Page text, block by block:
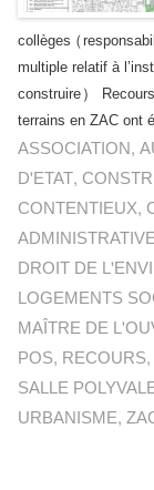
collèges
multiple relatif à
construire) Recours
terrains en ZAC ont
ASSOCIATION,
D'ETAT,
CONTENTIEUX,
DROIT DE
LOGEMENTS
MAÎTRE DE
POS, RECOURS,
SALLE
URBANISME,